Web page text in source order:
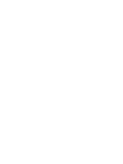
underlag
meter
sand